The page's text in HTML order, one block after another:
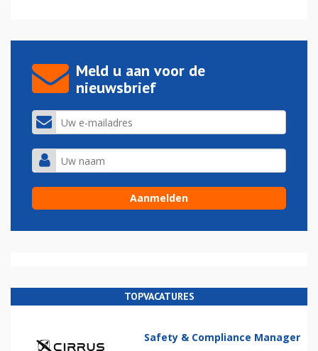
Meld u aan voor de
nieuwsbrief
TOPVACATURES
Safety & Compliance Manager